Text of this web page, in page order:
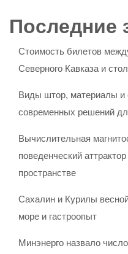
Последние
Стоимость билетов
Северного Кавказа и
Виды штор, материалы и
современных решений
Вычислительная
поведенческий
пространстве
Сахалин и Курилы
море и гастроопыт
Минэнерго назвало